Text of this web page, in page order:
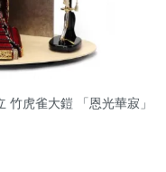
虎雀大鎧 「恩光華寂」